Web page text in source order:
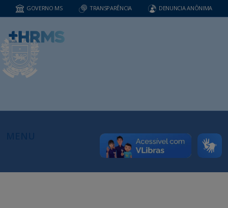
GOVERNO MS TRANSPARÊNCIA DENUNCIA ANÔNIMA